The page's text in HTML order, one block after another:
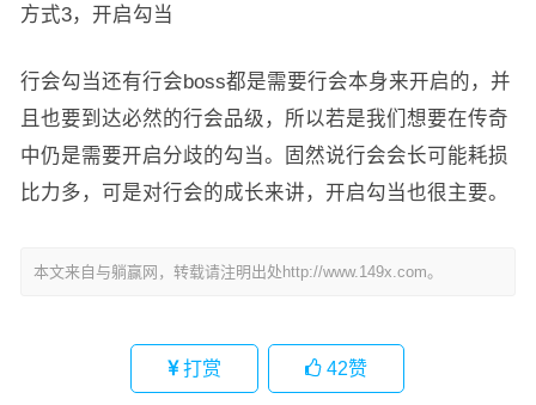
方式3，开启勾当
行会勾当还有行会boss都是需要行会本身来开启的，并
且也要到达必然的行会品级，所以若是我们想要在传奇
中仍是需要开启分歧的勾当。固然说行会会长可能耗损
比力多，可是对行会的成长来讲，开启勾当也很主要。
本文来自与躺赢网，转载请注明出处http://www.149x.com。
打赏 42赞